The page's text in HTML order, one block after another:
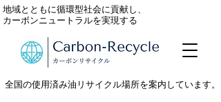
全国の使用済み油リサイクル場所を案内しています。
地域とともに循環型社会に貢献し、
カーボンニュートラルを実現する